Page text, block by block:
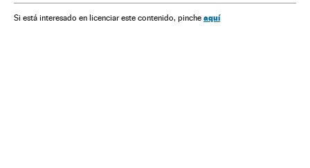
STF
Si está interesado en licenciar este contenido, pinche aquí